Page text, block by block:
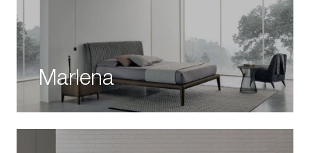
Marlena